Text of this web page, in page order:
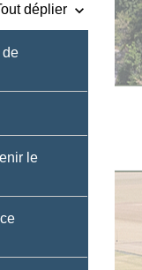
déplier keyboard_arrow_down
de
le